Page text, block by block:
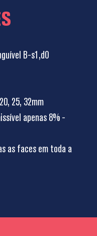
B-s1,d0
25, 32mm
apenas 8% -
as faces em toda a